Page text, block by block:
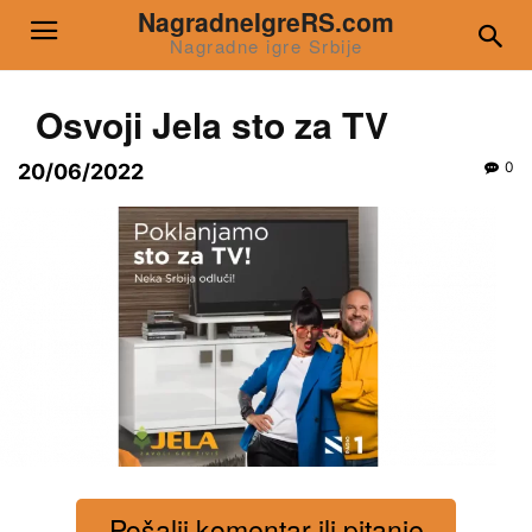
NagradneIgreRS.com
Nagradne igre Srbije
Osvoji Jela sto za TV
20/06/2022 0